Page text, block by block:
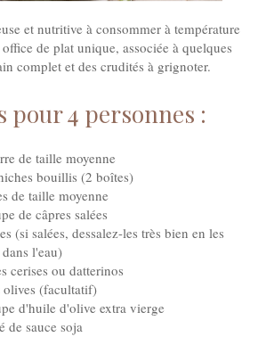
et nutritive à consommer à température
de plat unique, associée à quelques
complet et des crudités à grignoter.
pour 4 personnes :
de taille moyenne
bouillis (2 boîtes)
de taille moyenne
de câpres salées
(si salées, dessalez-les très bien en les
l'eau)
cerises ou datterinos
olives (facultatif)
d'huile d'olive extra vierge
de sauce soja